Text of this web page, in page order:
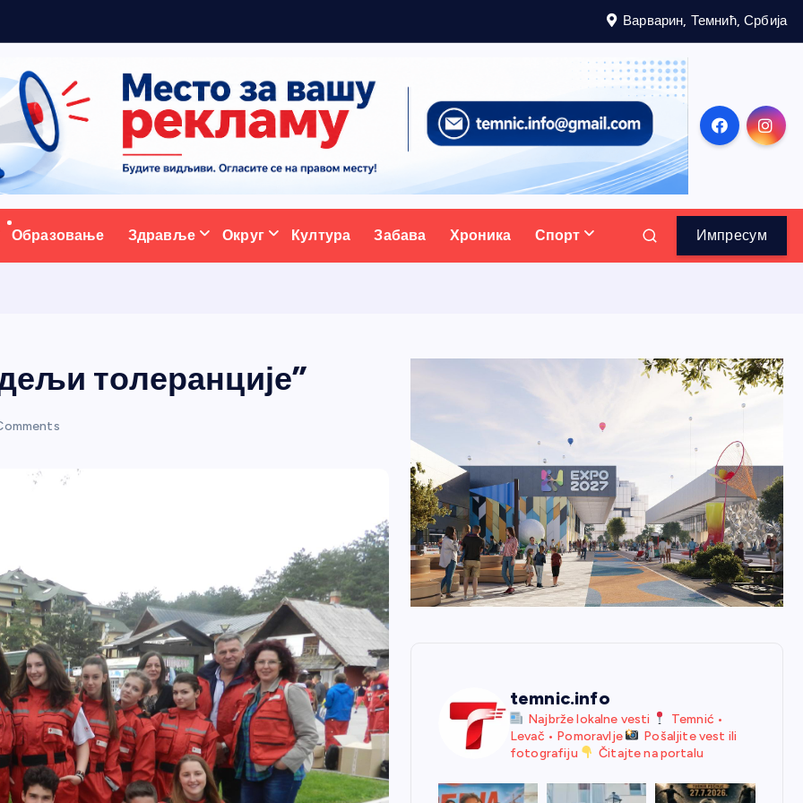
Варварин, Темнић, Србија
портал
Образовање Здравље Округ Култура Забава Хроника Спорт Импресум
толеранције”
temnic.info
Najbrže lokalne vesti
Temnić •
Levač • Pomoravlje
Pošaljite vest ili
fotografiju
Čitajte na portalu